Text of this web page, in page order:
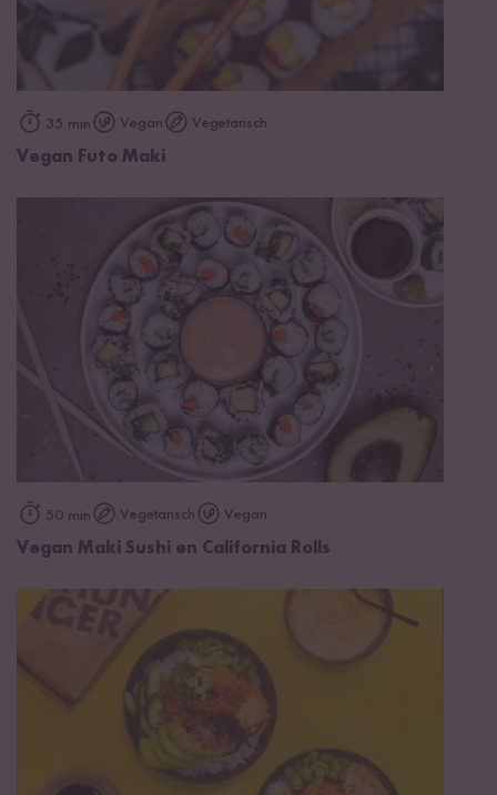
35 min Vegan Vegetarisch
Vegan Futo Maki
50 min Vegetarisch Vegan
Vegan Maki Sushi en California Rolls